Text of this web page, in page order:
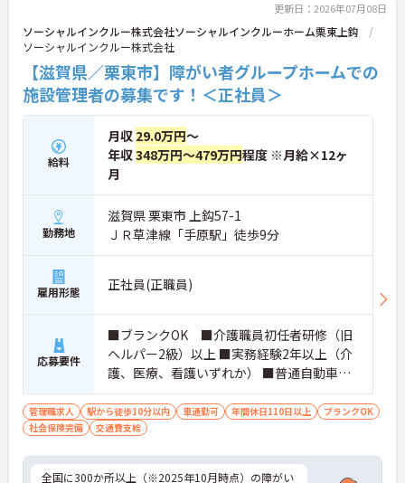
◆法人独自の介護技術認定制度「ケアマイスター」
により、身につけたスキルを5段階でしっかり評価
し手当で還元。さらに「目標管理シート」を用いた
月1回の上司との面談があり、一人ひとりの不安や
目標に寄り添う手厚いフォロー体制が整っていま
す。
更新日：2026年07月08日
ソーシャルインクルー株式会社ソーシャルインクルーホーム栗東上鈎
ソーシャルインクルー株式会社
【滋賀県／栗東市】障がい者グループホームでの
施設管理者の募集です！＜正社員＞
給料
月収 29.0万円～
年収348万円～479万円程度 ※月給×12ヶ
月
勤務地
滋賀県 栗東市 上鈎57-1
ＪＲ草津線「手原駅」徒歩9分
雇用形態 正社員(正職員)
応募要件
■ブランクOK ■介護職員初任者研修（旧
ヘルパー2級）以上 ■実務経験2年以上（介
護、医療、看護いずれか） ■普通自動車運
転免許(AT限定可) ※管理業務に就かれて
いた方歓迎
管理職求人 駅から徒歩10分以内 車通勤可 年間休日110日以上
ブランクOK
社会保険完備
交通費支給
全国に300か所以上（※2025年10月時点）の障がい